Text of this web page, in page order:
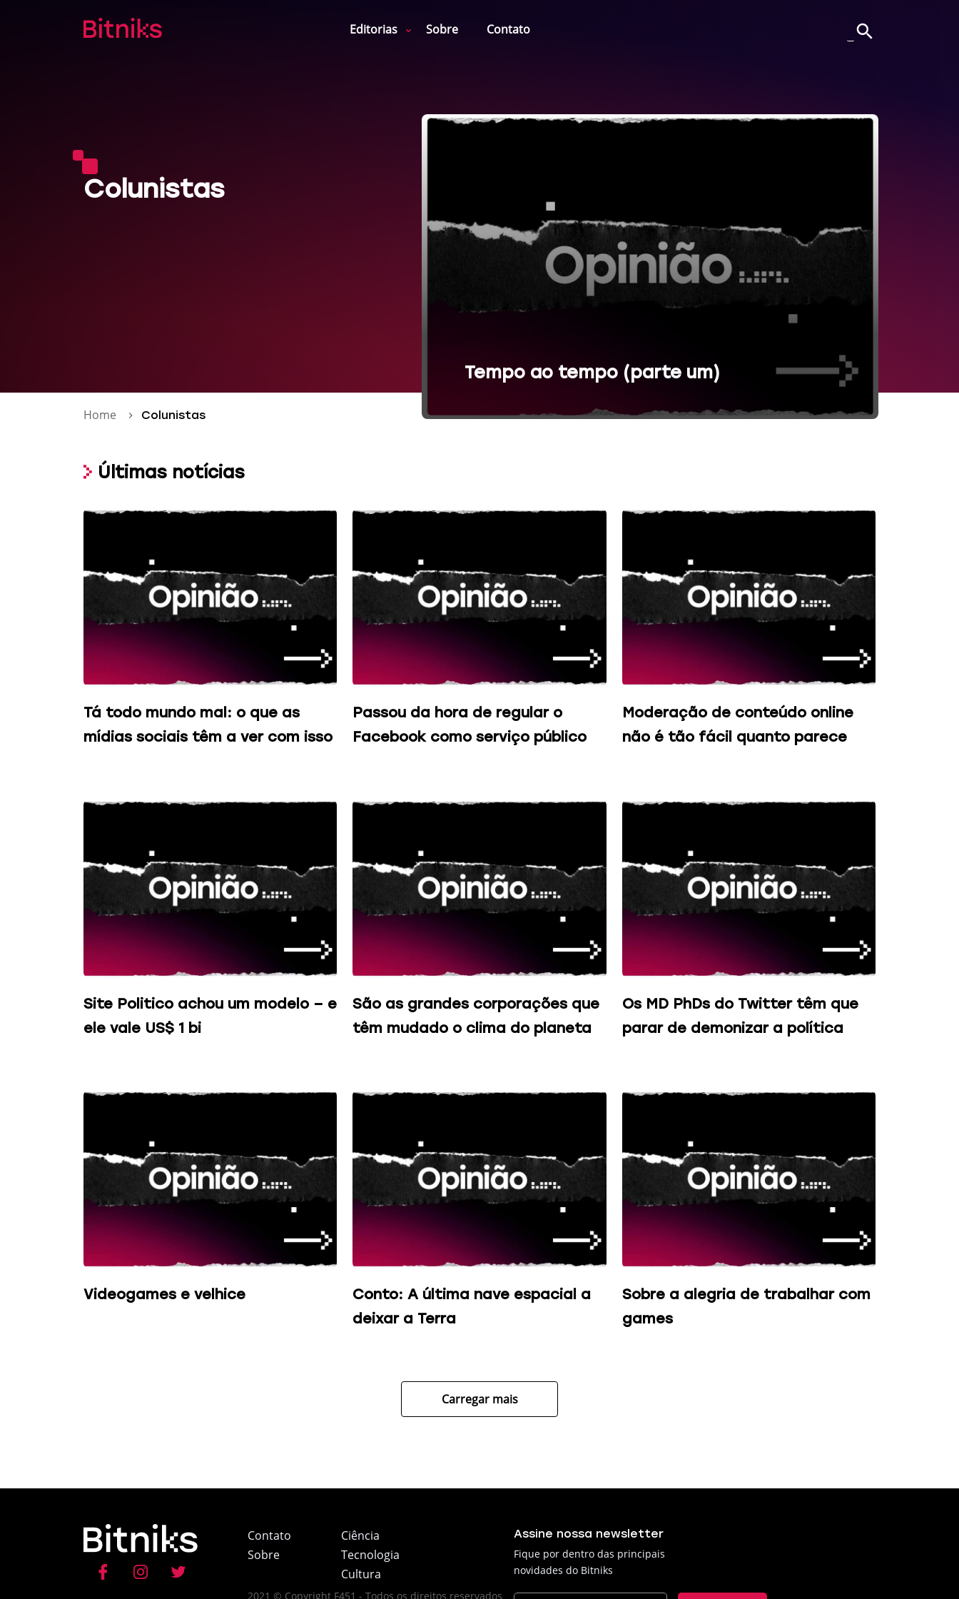
Editorias Sobre Contato
Colunistas
Tempo ao tempo (parte um)
Home Colunistas
Últimas notícias
Tá todo mundo mal: o que as
mídias sociais têm a ver com isso
Passou da hora de regular o
Facebook como serviço público
Moderação de conteúdo online
não é tão fácil quanto parece
Site Politico achou um modelo – e
ele vale US$ 1 bi
São as grandes corporações que
têm mudado o clima do planeta
Os MD PhDs do Twitter têm que
parar de demonizar a política
Videogames e velhice
Conto: A última nave espacial a
deixar a Terra
Sobre a alegria de trabalhar com
games
Carregar mais
Contato
Sobre
2021 © Copyright F451 - Todos os direitos reservados
Ciência
Tecnologia
Cultura
Assine nossa newsletter
Fique por dentro das principais
novidades do Bitniks